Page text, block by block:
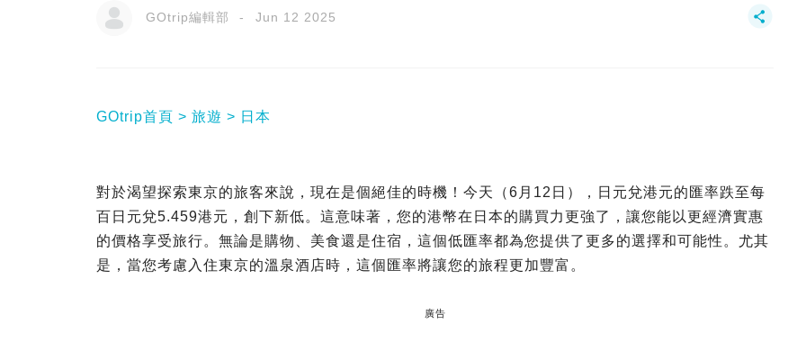
GOtrip編輯部 Jun 12 2025
GOtrip首頁 旅遊 日本
對於渴望探索東京的旅客來說，現在是個絕佳的時機！今天（6月12日），日元兌港元的匯率跌至每
百日元兌5.459港元，創下新低。這意味著，您的港幣在日本的購買力更強了，讓您能以更經濟實惠
的價格享受旅行。無論是購物、美食還是住宿，這個低匯率都為您提供了更多的選擇和可能性。尤其
是，當您考慮入住東京的溫泉酒店時，這個匯率將讓您的旅程更加豐富。
廣告